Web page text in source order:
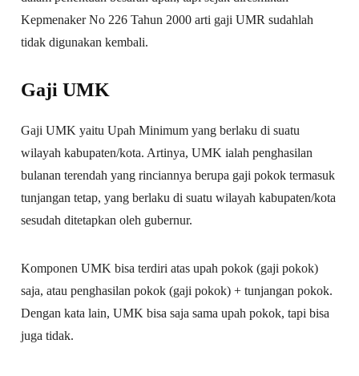
Kepmenaker No 226 Tahun 2000 arti gaji UMR sudahlah
tidak digunakan kembali.
Gaji UMK
Gaji UMK yaitu Upah Minimum yang berlaku di suatu
wilayah kabupaten/kota. Artinya, UMK ialah penghasilan
bulanan terendah yang rinciannya berupa gaji pokok termasuk
tunjangan tetap, yang berlaku di suatu wilayah kabupaten/kota
sesudah ditetapkan oleh gubernur.
Komponen UMK bisa terdiri atas upah pokok (gaji pokok)
saja, atau penghasilan pokok (gaji pokok) + tunjangan pokok.
Dengan kata lain, UMK bisa saja sama upah pokok, tapi bisa
juga tidak.